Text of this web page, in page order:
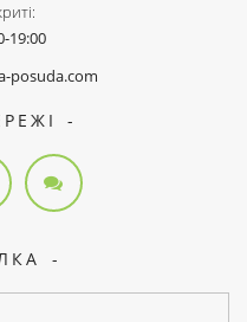
19:00
posuda.com